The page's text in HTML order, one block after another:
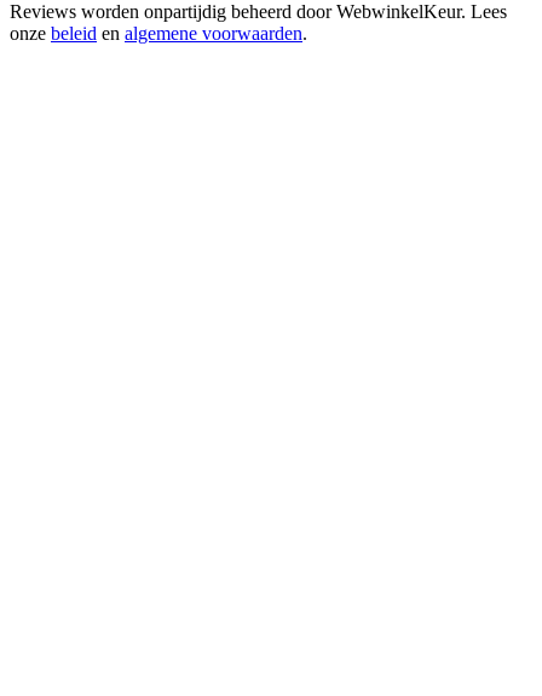
Reviews worden onpartijdig beheerd doorWebwinkelKeur. Lees
onze beleid en algemene voorwaarden.